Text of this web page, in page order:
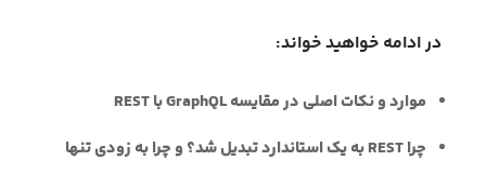
در ادامه خواهید خواند:
موارد و نکات اصلی در مقایسه GraphQL با REST
چرا REST به یک استاندارد تبدیل شد؟ و چرا به زودی تنها